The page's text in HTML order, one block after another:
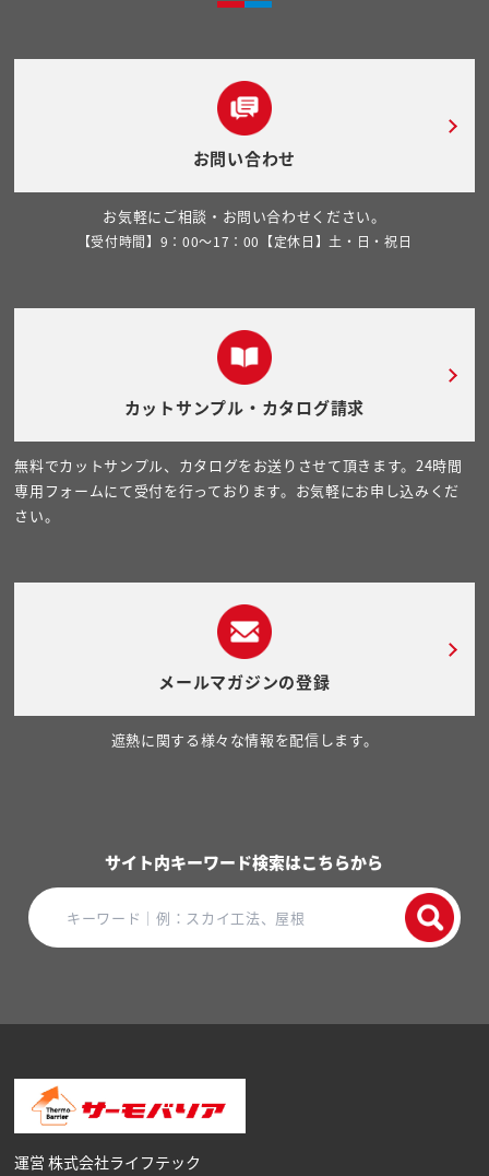
お問い合わせ
お気軽にご相談・お問い合わせください。
【受付時間】9：00～17：00【定休日】土・日・祝日
カットサンプル・カタログ請求
無料でカットサンプル、カタログをお送りさせて頂きます。24時間
専用フォームにて受付を行っております。お気軽にお申し込みくだ
さい。
メールマガジンの登録
遮熱に関する様々な情報を配信します。
サイト内キーワード検索はこちらから
運営 株式会社ライフテック